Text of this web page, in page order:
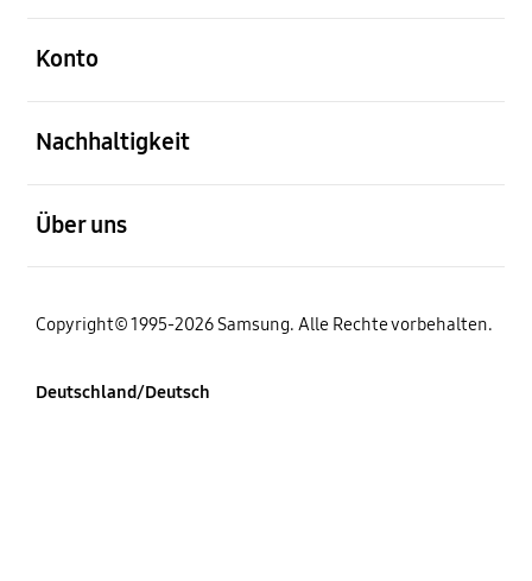
Konto
Nachhaltigkeit
Über uns
Copyright© 1995-2026 Samsung. Alle Rechte vorbehalten.
Deutschland/Deutsch